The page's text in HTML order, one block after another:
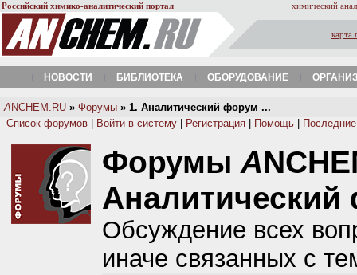
Российский химико-аналитический портал химический
карта
НОВОСТИ БИБЛИОТЕКА ОБОРУДОВАНИЕ
A NCHEM.RU » Форумы » 1. Аналитический форум ...
Список форумов
Войти в систему Регистрация Помощь
Форумы A
Обсуждение всех
иначе связанных с